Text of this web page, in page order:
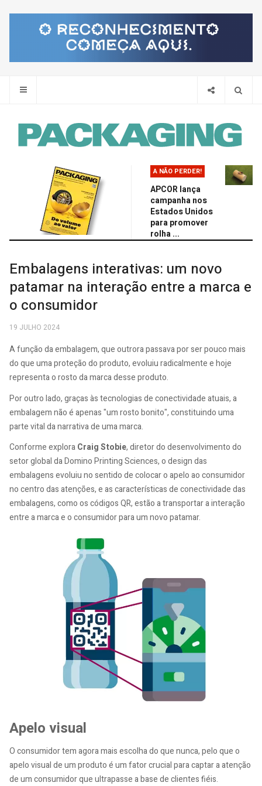
A NÃO PERDER!
APCOR lança
campanha nos
Estados Unidos
para promover
rolha ...
Embalagens interativas: um novo
patamar na interação entre a marca e
o consumidor
19 JULHO 2024
A função da embalagem, que outrora passava por ser pouco mais
do que uma proteção do produto, evoluiu radicalmente e hoje
representa o rosto da marca desse produto.
Por outro lado, graças às tecnologias de conectividade atuais, a
embalagem não é apenas "um rosto bonito", constituindo uma
parte vital da narrativa de uma marca.
Conforme exploraCraig Stobie, diretor do desenvolvimento do
setor global da Domino Printing Sciences, o design das
embalagens evoluiu no sentido de colocar o apelo ao consumidor
no centro das atenções, e as características de conectividade das
embalagens, como os códigos QR, estão a transportar a interação
entre a marca e o consumidor para um novo patamar.
Apelo visual
O consumidor tem agora mais escolha do que nunca, pelo que o
apelo visual de um produto é um fator crucial para captar a atenção
de um consumidor que ultrapasse a base de clientes fiéis.